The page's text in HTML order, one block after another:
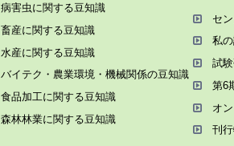
病害⾍に関する⾖知識
畜産に関する⾖知識
⽔産に関する⾖知識
バイテク・農業環境・機械関係の⾖知識
⾷品加⼯に関する⾖知識
森林林業に関する⾖知識
セ
私
試
第6
オ
刊